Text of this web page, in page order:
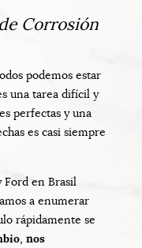
Corrosión
podemos estar
una tarea difícil y
perfectas y una
es casi siempre
Ford en Brasil
a enumerar
rápidamente se
nos